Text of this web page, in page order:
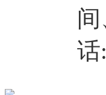
话